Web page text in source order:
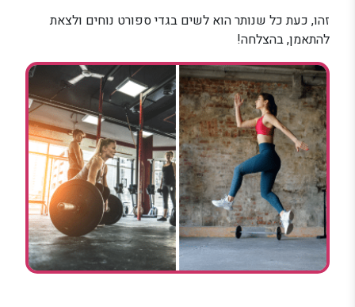
זהו, כעת כל שנותר הוא לשים בגדי ספורט נוחים ולצאת
להתאמן, בהצלחה!